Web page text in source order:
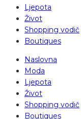
Ljepota
Život
Shopping vodič
Boutiques
Naslovna
Moda
Ljepota
Život
Shopping vodič
Boutiques